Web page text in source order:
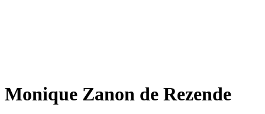
Monique Zanon de Rezende